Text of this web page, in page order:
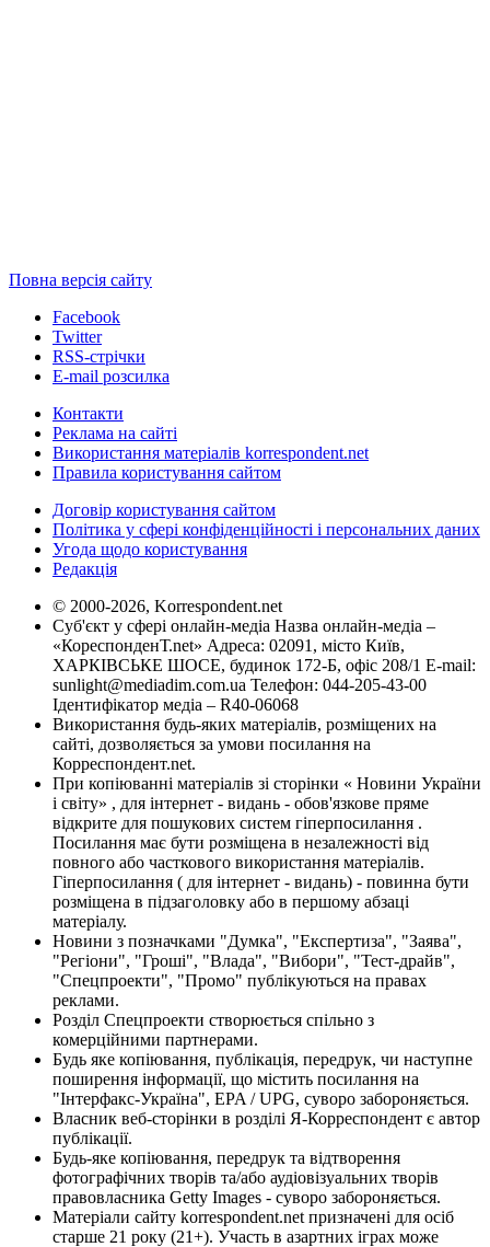
Повна версія сайту
Facebook
Twitter
RSS-стрічки
E-mail розсилка
Контакти
Реклама на сайті
Використання матеріалів korrespondent.net
Правила користування сайтом
Договір користування сайтом
Політика у сфері конфіденційності і персональних даних
Угода щодо користування
Редакція
© 2000-2026, Korrespondent.net
Суб'єкт у сфері онлайн-медіа Назва онлайн-медіа –
«КореспонденТ.net» Адреса: 02091, місто Київ,
ХАРКІВСЬКЕ ШОСЕ, будинок 172-Б, офіс 208/1 E-mail:
sunlight@mediadim.com.ua Телефон: 044-205-43-00
Ідентифікатор медіа – R40-06068
Використання будь-яких матеріалів, розміщених на
сайті, дозволяється за умови посилання на
Корреспондент.net.
При копіюванні матеріалів зі сторінки « Новини України
і світу» , для інтернет - видань - обов'язкове пряме
відкрите для пошукових систем гіперпосилання .
Посилання має бути розміщена в незалежності від
повного або часткового використання матеріалів.
Гіперпосилання ( для інтернет - видань) - повинна бути
розміщена в підзаголовку або в першому абзаці
матеріалу.
Новини з позначками "Думка", "Експертиза", "Заява",
"Регіони", "Гроші", "Влада", "Вибори", "Тест-драйв",
"Спецпроекти", "Промо" публікуються на правах
реклами.
Розділ Спецпроекти створюється спільно з
комерційними партнерами.
Будь яке копіювання, публікація, передрук, чи наступне
поширення інформації, що містить посилання на
"Інтерфакс-Україна", EPA / UPG, суворо забороняється.
Власник веб-сторінки в розділі Я-Корреспондент є автор
публікації.
Будь-яке копіювання, передрук та відтворення
фотографічних творів та/або аудіовізуальних творів
правовласника Getty Images - суворо забороняється.
Матеріали сайту korrespondent.net призначені для осіб
старше 21 року (21+). Участь в азартних іграх може